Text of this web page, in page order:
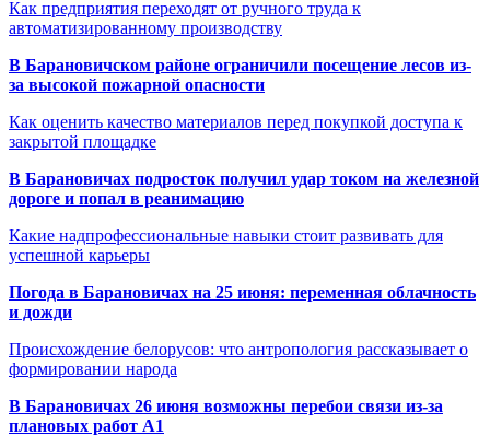
Как предприятия переходят от ручного труда к
автоматизированному производству
В Барановичском районе ограничили посещение лесов из-
за высокой пожарной опасности
Как оценить качество материалов перед покупкой доступа к
закрытой площадке
В Барановичах подросток получил удар током на железной
дороге и попал в реанимацию
Какие надпрофессиональные навыки стоит развивать для
успешной карьеры
Погода в Барановичах на 25 июня: переменная облачность
и дожди
Происхождение белорусов: что антропология рассказывает о
формировании народа
В Барановичах 26 июня возможны перебои связи из-за
плановых работ A1